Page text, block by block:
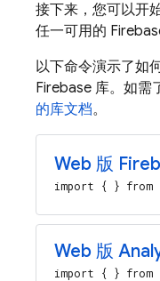
接下来，您可以开
任一可用的
以下命令演示了如
Firebase 库。如需
的库文档。
Web 版
import { } from
Web 版
import { } from